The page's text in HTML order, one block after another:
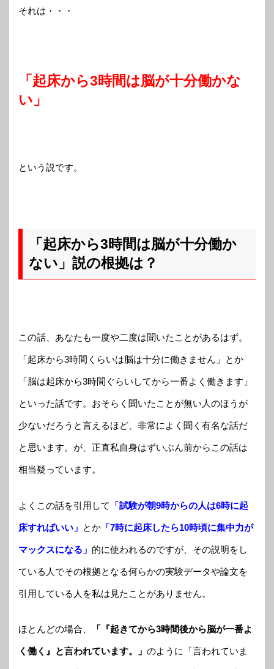
それは・・・
「起床から3時間は脳が十分働かな
い」
という説です。
「起床から3時間は脳が十分働か
ない」説の根拠は？
この話、あなたも一度や二度は聞いたことがあるはず。
「起床から3時間くらいは脳は十分に働きません」とか
「脳は起床から3時間ぐらいしてから一番よく働きます」
といった話です。おそらく聞いたことが無い人のほうが
少ないだろうと言えるほど、非常によく聞く有名な話だ
と思います。が、正直私自身はずいぶん前からこの話は
相当疑っています。
よくこの話を引用して 「試験が朝9時からの人は6時に起
床すればいい」 とか 「7時に起床したら10時頃に集中力が
マックスになる」 的に使われるのですが、その説明をし
ている人でその根拠となる何らかの実験データや論文を
引用している人を私は見たことがありません。
ほとんどの場合、 「『起きてから3時間後から脳が一番よ
く働く』と言われています。」 のように「言われていま